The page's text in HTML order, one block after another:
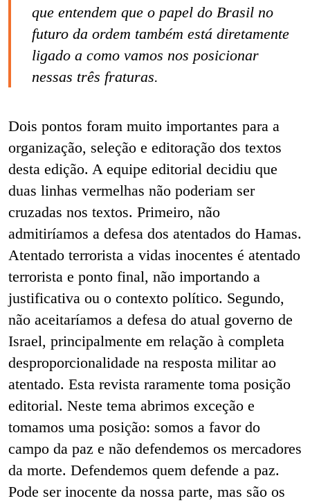
que entendem que o papel do Brasil no
futuro da ordem também está diretamente
ligado a como vamos nos posicionar
nessas três fraturas.
Dois pontos foram muito importantes para a
organização, seleção e editoração dos textos
desta edição. A equipe editorial decidiu que
duas linhas vermelhas não poderiam ser
cruzadas nos textos. Primeiro, não
admitiríamos a defesa dos atentados do Hamas.
Atentado terrorista a vidas inocentes é atentado
terrorista e ponto final, não importando a
justificativa ou o contexto político. Segundo,
não aceitaríamos a defesa do atual governo de
Israel, principalmente em relação à completa
desproporcionalidade na resposta militar ao
atentado. Esta revista raramente toma posição
editorial. Neste tema abrimos exceção e
tomamos uma posição: somos a favor do
campo da paz e não defendemos os mercadores
da morte. Defendemos quem defende a paz.
Pode ser inocente da nossa parte, mas são os